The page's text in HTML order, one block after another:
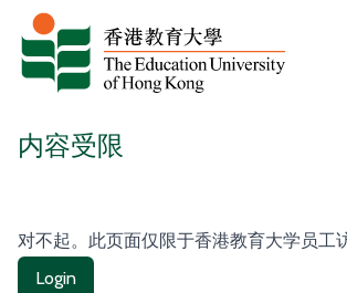
跳至内容
内容受限
对不起。此页面仅限于香港教育大学员工
Login